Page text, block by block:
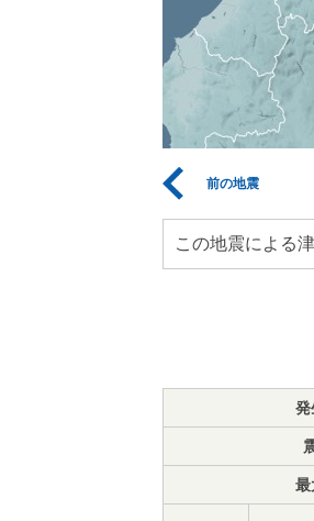
前の地震
この地震による
発
最